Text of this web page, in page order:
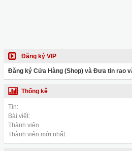
Đăng ký VIP
Đăng ký Cửa Hàng (Shop) và Đưa tin rao
Thống kê
Tin:
Bài viết:
Thành viên:
Thành viên mới nhất: